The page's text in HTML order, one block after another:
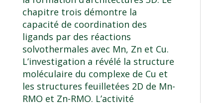
chapitre trois démontre la
capacité de coordination des
ligands par des réactions
solvothermales avec Mn, Zn et Cu.
L’investigation a révélé la structure
moléculaire du complexe de Cu et
les structures feuilletées 2D de Mn-
RMO et Zn-RMO. L’activité